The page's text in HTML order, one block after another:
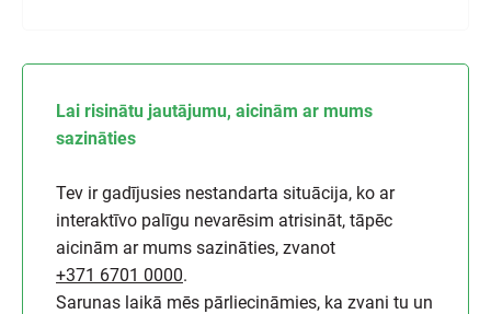
Lai risinātu jautājumu, aicinām ar mums
sazināties
Tev ir gadījusies nestandarta situācija, ko ar
interaktīvo palīgu nevarēsim atrisināt, tāpēc
aicinām ar mums sazināties, zvanot
+371 6701 0000.
Sarunas laikā mēs pārliecināmies, ka zvani tu un